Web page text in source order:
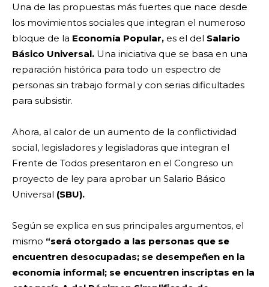
Una de las propuestas más fuertes que nace desde
los movimientos sociales que integran el numeroso
bloque de la Economía Popular, es el del Salario
Básico Universal. Una iniciativa que se basa en una
reparación histórica para todo un espectro de
personas sin trabajo formal y con serias dificultades
para subsistir.
Ahora, al calor de un aumento de la conflictividad
social, legisladores y legisladoras que integran el
Frente de Todos presentaron en el Congreso un
proyecto de ley para aprobar un Salario Básico
Universal (SBU).
Según se explica en sus principales argumentos, el
mismo “será otorgado a las personas que se
encuentren desocupadas; se desempeñen en la
economía informal; se encuentren inscriptas en la